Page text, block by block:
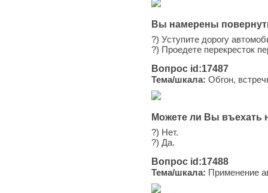
Вы намерены
?) Уступите дорогу
?) Проедете перекресток
Вопрос id:17487
Тема/шкала: Обгон,
Можете ли Вы въехать
?) Нет.
?) Да.
Вопрос id:17488
Тема/шкала: Применение